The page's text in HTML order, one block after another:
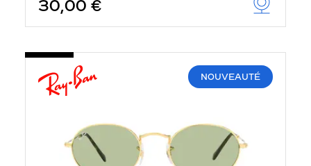
30,00 €
NOUVEAUTÉ